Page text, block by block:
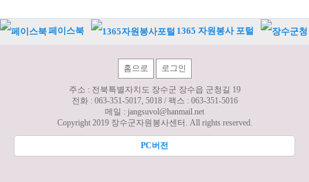
페이스북 1365 자원봉사 포털
홈으로 로그인
주소 : 전북특별자치도 장수군 장수읍 군청길 19
전화 : 063-351-5017, 5018/ 팩스 : 063-351-5016
메일 : jangsuvol@hanmail.net
Copyright 2019 장수군자원봉사센터. All rights reserved.
PC버전